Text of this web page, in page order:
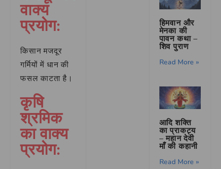
वाक्य
प्रयोग:
किसान मजदूर
गर्मियों में धान की
फसल काटता है।
कृषि
श्रमिक
का वाक्य
प्रयोग:
हिमवान और
मेनका की
पावन कथा –
शिव पुराण
Read More »
आदि शक्ति
का प्राकट्य
– महान देवी
माँ की कहानी
Read More »